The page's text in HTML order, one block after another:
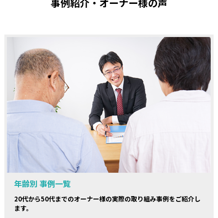
事例紹介・オーナー様の声
年齢別 事例一覧
20代から50代までのオーナー様の実際の取り組み事例をご紹介し
ます。